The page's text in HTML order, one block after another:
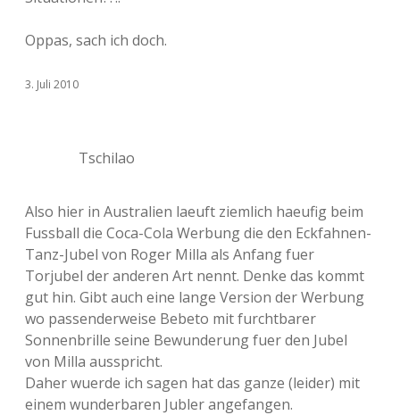
Oppas, sach ich doch.
3. Juli 2010
Tschilao
Also hier in Australien laeuft ziemlich haeufig beim
Fussball die Coca-Cola Werbung die den Eckfahnen-
Tanz-Jubel von Roger Milla als Anfang fuer
Torjubel der anderen Art nennt. Denke das kommt
gut hin. Gibt auch eine lange Version der Werbung
wo passenderweise Bebeto mit furchtbarer
Sonnenbrille seine Bewunderung fuer den Jubel
von Milla ausspricht.
Daher wuerde ich sagen hat das ganze (leider) mit
einem wunderbaren Jubler angefangen.